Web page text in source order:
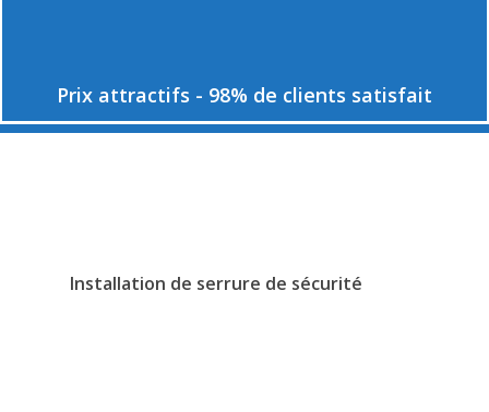
Prix attractifs - 98% de clients satisfait
Installation de serrure de sécurité